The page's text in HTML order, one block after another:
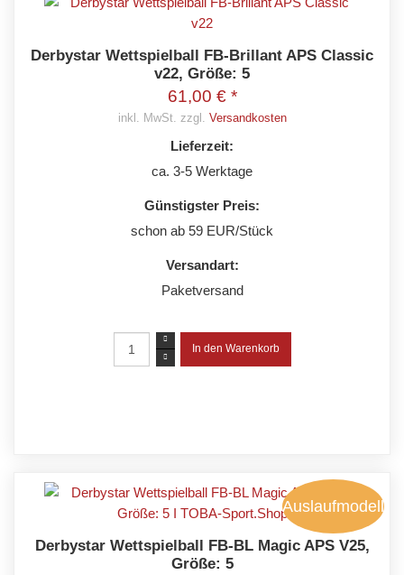
Derbystar Wettspielball FB-Brillant APS Classic
v22, Größe: 5
61,00 € *
inkl. MwSt. zzgl. Versandkosten
Lieferzeit:
ca. 3-5 Werktage
Günstigster Preis:
schon ab 59 EUR/Stück
Versandart:
Paketversand
Auslaufmodell
Derbystar Wettspielball FB-BL Magic APS V25,
Größe: 5